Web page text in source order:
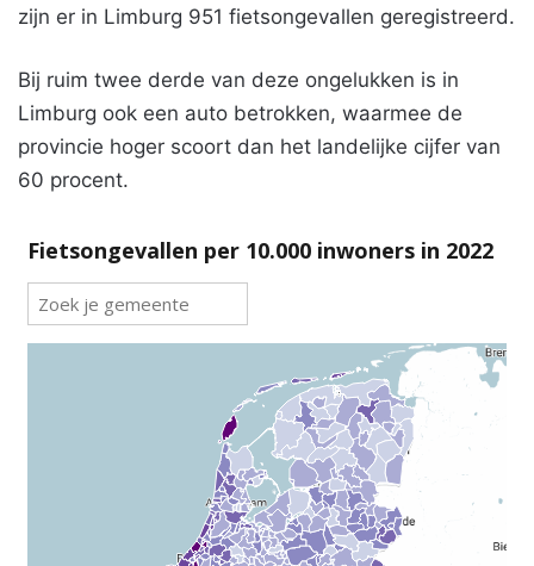
zijn er in Limburg 951 fietsongevallen geregistreerd.
Bij ruim twee derde van deze ongelukken is in
Limburg ook een auto betrokken, waarmee de
provincie hoger scoort dan het landelijke cijfer van
60 procent.